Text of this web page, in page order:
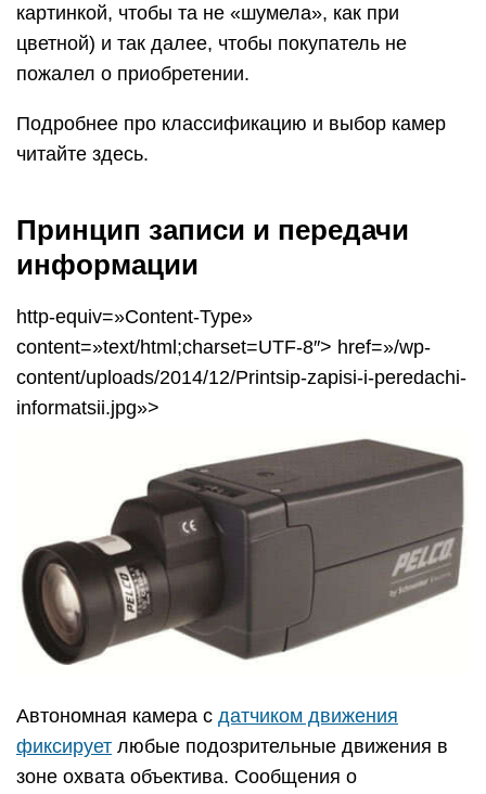
картинкой, чтобы та не «шумела», как при
цветной) и так далее, чтобы покупатель не
пожалел о приобретении.
Подробнее про классификацию и выбор камер
читайте здесь.
Принцип записи и передачи
информации
http-equiv=»Content-Type»
content=»text/html;charset=UTF-8″> href=»/wp-
content/uploads/2014/12/Printsip-zapisi-i-peredachi-
informatsii.jpg»>
Автономная камера с датчиком движения
фиксирует любые подозрительные движения в
зоне охвата объектива. Сообщения о